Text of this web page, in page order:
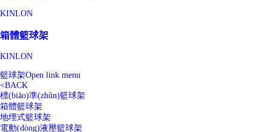
KINLON
箱體籃球架
KINLON
籃球架Open link menu
<BACK
標(biāo)準(zhǔn)籃球架
箱體籃球架
地埋式籃球架
電動(dòng)液壓籃球架